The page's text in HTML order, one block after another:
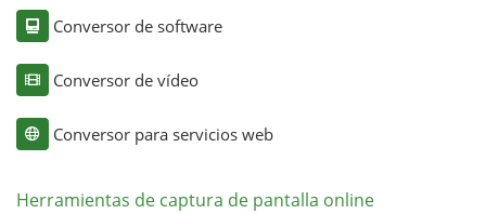
Conversor de software
Conversor de vídeo
Conversor para servicios web
Herramientas de captura de pantalla online